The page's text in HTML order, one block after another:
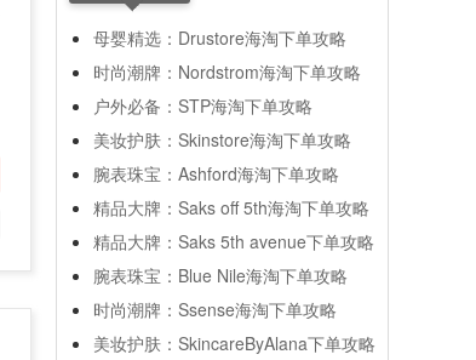
母婴精选：Drustore海淘下单攻略
时尚潮牌：Nordstrom海淘下单攻略
户外必备：STP海淘下单攻略
美妆护肤：Skinstore海淘下单攻略
腕表珠宝：Ashford海淘下单攻略
精品大牌：Saks off 5th海淘下单攻略
精品大牌：Saks 5th avenue下单攻略
腕表珠宝：Blue Nile海淘下单攻略
时尚潮牌：Ssense海淘下单攻略
美妆护肤：SkincareByAlana下单攻略